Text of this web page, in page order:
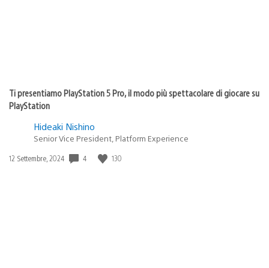
Ti presentiamo PlayStation 5 Pro, il modo più spettacolare di giocare su
PlayStation
Hideaki Nishino
Senior Vice President, Platform Experience
Data
12 Settembre, 2024 4 130